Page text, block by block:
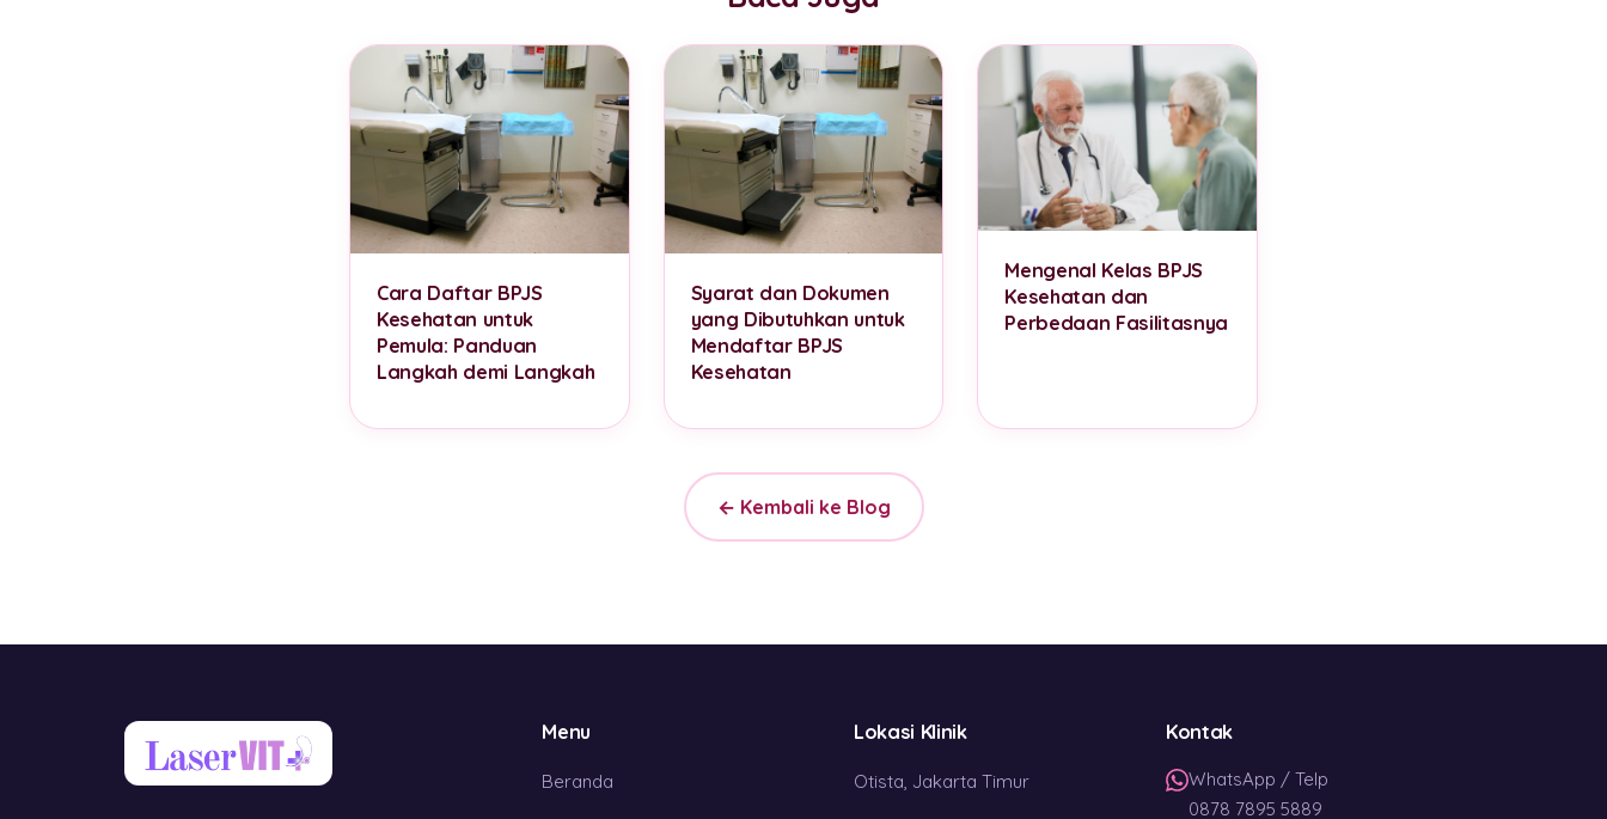
Cara Daftar BPJS
Kesehatan untuk
Pemula: Panduan
Langkah demi Langkah
Syarat dan Dokumen
yang Dibutuhkan untuk
Mendaftar BPJS
Kesehatan
Mengenal Kelas BPJS
Kesehatan dan
Perbedaan Fasilitasnya
← Kembali ke Blog
Menu
Beranda
Lokasi Klinik
Otista, Jakarta Timur
Kontak
WhatsApp / Telp
0878 7895 5889